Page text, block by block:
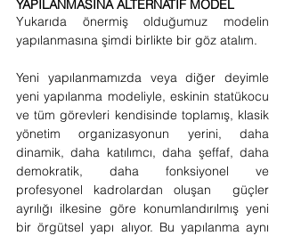
YAPILANMASINA ALTERNATİF MODEL
Yukarıda önermiş olduğumuz modelin
yapılanmasına şimdi birlikte bir göz atalım.
Yeni yapılanmamızda veya diğer deyimle
yeni yapılanma modeliyle, eskinin statükocu
ve tüm görevleri kendisinde toplamış, klasik
yönetim organizasyonun yerini, daha
dinamik, daha katılımcı, daha şeffaf, daha
demokratik, daha fonksiyonel ve
profesyonel kadrolardan oluşan  güçler
ayrılığı ilkesine göre konumlandırılmış yeni
bir örgütsel yapı alıyor. Bu yapılanma aynı